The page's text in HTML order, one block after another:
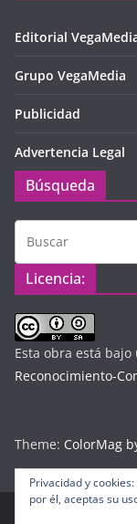
Editorial
Grupo VegaMedia
Publicidad
Advertencia Legal
Búsqueda
Licencia:
Esta obra está bajo
Reconocimiento-
Theme: ColorMag
Privacidad y
por él, aceptas su